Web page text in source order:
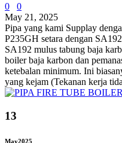
0
0
May 21, 2025
Pipa yang kami Supplay
P235GH setara dengan
SA192 mulus tabung baja
boiler baja karbon dan
ketebalan minimum. Ini
yang kejam (Tekanan kerja
13
May2025